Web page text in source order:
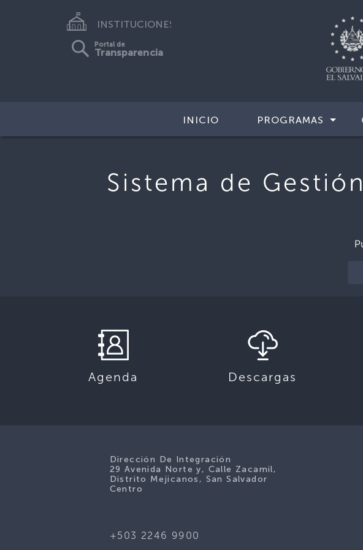
INSTITUCIONES
Portal de
Transparencia
INICIO PROGRAMAS
Sistema de
Agenda Descargas
Dirección De Integración
29 Avenida Norte y, Calle Zacamil,
Distrito Mejicanos, San Salvador
Centro
+503 2246 9900